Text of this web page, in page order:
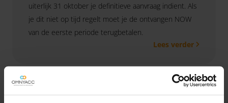
uiterlijk 31 oktober je definitieve aanvraag indient. Als
je dit niet op tijd regelt moet je de ontvangen NOW
van de eerste periode terugbetalen.
Lees verder